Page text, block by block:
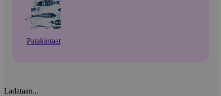
Patakintaat
Ladataan...